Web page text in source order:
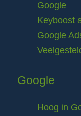
Google
Keyboost
Google
Google
Hoog in